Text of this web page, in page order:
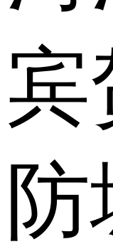
宾